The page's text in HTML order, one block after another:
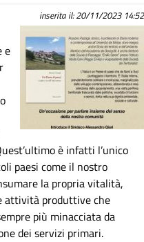
inserita il: 20/11/2023 14:52
e
è infatti l’unico
paesi come il nostro
la propria vitalità,
attività produttive che
più minacciata da
dei servizi primari.